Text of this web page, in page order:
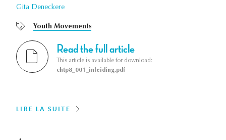
Gita Deneckere
Youth Movements
Read the full article
This article is available for download:
chtp8_001_inleiding.pdf
LIRE LA SUITE